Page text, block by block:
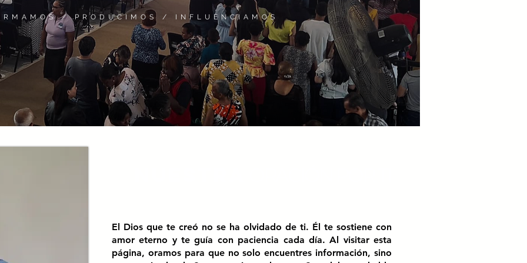
/ PRODUCIMOS / INFLUENCIAMOS
El Dios que te creó no se ha olvidado de ti. Él te sostiene con
amor eterno y te guía con paciencia cada día. Al visitar esta
página, oramos para que no solo encuentres información, sino